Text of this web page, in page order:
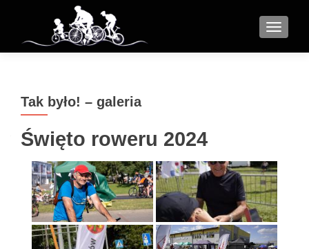
MENU
Tak było! – galeria
Święto roweru 2024